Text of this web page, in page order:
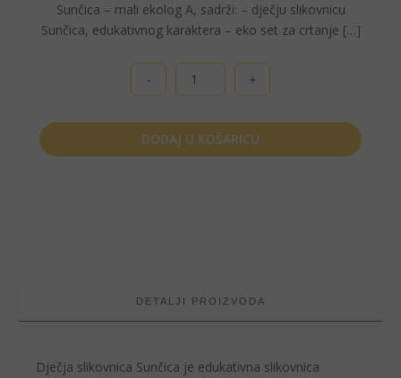
Sunčica – mali ekolog A, sadrži: – dječju slikovnicu
Sunčica, edukativnog karaktera – eko set za crtanje […]
-
ekolog
A
količina
DODAJ U KOŠARICU
DETALJI PROIZVODA
Dječja slikovnica Sunčica je edukativna slikovnica